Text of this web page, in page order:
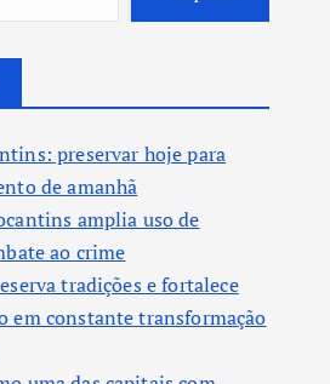
preservar hoje para
de amanhã
amplia uso de
ao crime
tradições e fortalece
em constante transformação